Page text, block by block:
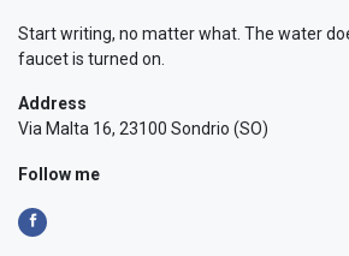
Start writing, no matter what. The water
faucet is turned on.
Address
Via Malta 16, 23100 Sondrio (SO)
Follow me